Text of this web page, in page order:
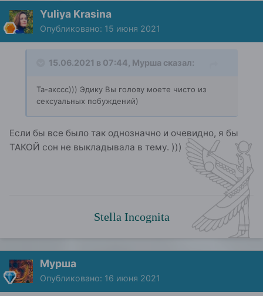
Yuliya Krasina
Опубликовано: 15 июня 2021
15.06.2021 в 07:44, Мурша сказал:
Та-акссс))) Эдику Вы голову моете чисто из
сексуальных побуждений)
Если бы все было так однозначно и очевидно, я бы
ТАКОЙ сон не выкладывала в тему. )))
Stella Incognita
Мурша
Опубликовано: 16 июня 2021